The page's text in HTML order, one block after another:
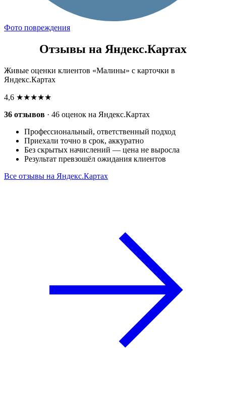
Фото повреждения
Отзывы на Яндекс.Картах
Живые оценки клиентов «Малины» с карточки в
Яндекс.Картах
4,6 ★★★★★
36 отзывов · 46 оценок на Яндекс.Картах
Профессиональный, ответственный подход
Приехали точно в срок, аккуратно
Без скрытых начислений — цена не выросла
Результат превзошёл ожидания клиентов
Все отзывы на Яндекс.Картах